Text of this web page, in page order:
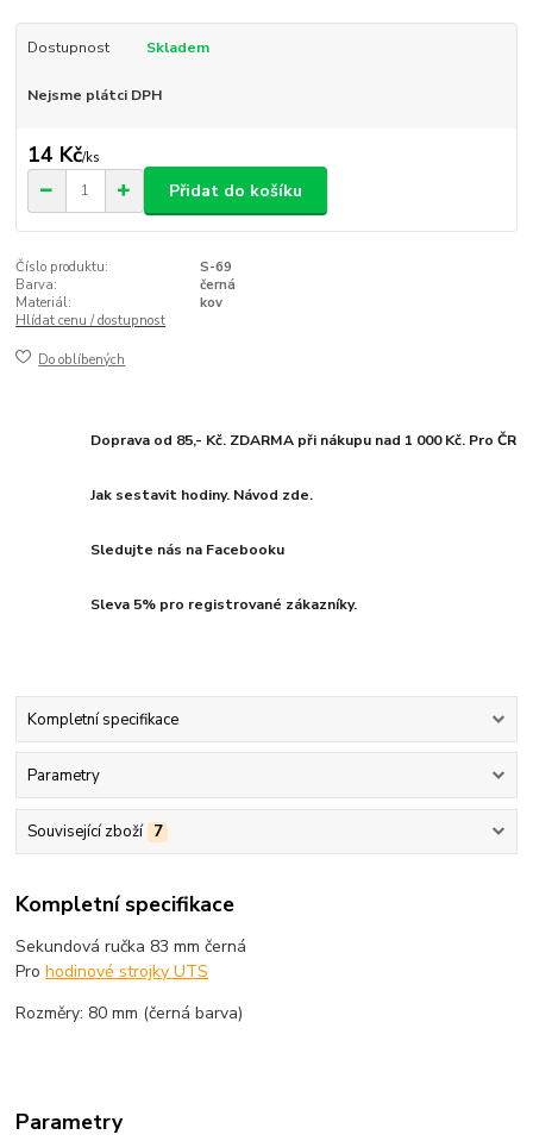
Dostupnost Skladem
Nejsme plátci DPH
14 Kč/ks
Přidat do košíku
Číslo produktu:
S-69
Barva:
černá
Materiál:
kov
Hlídat cenu / dostupnost
Do oblíbených
Doprava od 85,- Kč. ZDARMA při nákupu nad 1 000 Kč. Pro ČR
Jak sestavit hodiny. Návod zde.
Sledujte nás na Facebooku
Sleva 5% pro registrované zákazníky.
Kompletní specifikace
Parametry
Související zboží 7
Kompletní specifikace
Sekundová ručka 83 mm černá
Prohodinové strojky UTS
Rozměry: 80 mm (černá barva)
Parametry